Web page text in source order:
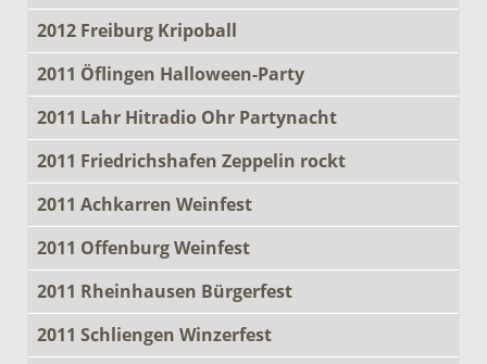
2012 Freiburg Kripoball
2011 Öflingen Halloween-Party
2011 Lahr Hitradio Ohr Partynacht
2011 Friedrichshafen Zeppelin rockt
2011 Achkarren Weinfest
2011 Offenburg Weinfest
2011 Rheinhausen Bürgerfest
2011 Schliengen Winzerfest